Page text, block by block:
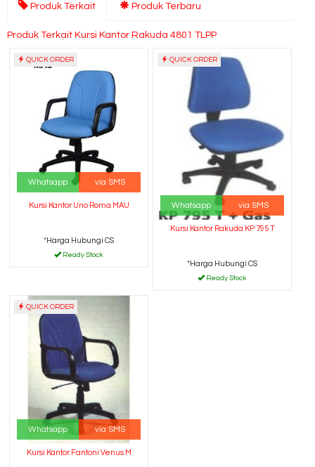
Produk Terkait Produk Terbaru
Produk Terkait Kursi Kantor Rakuda 4801 TLPP
QUICK ORDER
Whatsapp via SMS
Kursi Kantor Uno Roma MAU
*Harga Hubungi CS
Ready Stock
QUICK ORDER
Whatsapp via SMS
Kursi Kantor Rakuda KP 795 T
*Harga Hubungi CS
Ready Stock
QUICK ORDER
Whatsapp via SMS
Kursi Kantor Fantoni Venus M